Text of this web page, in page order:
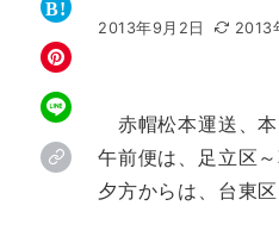
2013年9月2日 2013
赤帽松本運送、
午前便は、足立区
夕方からは、台東